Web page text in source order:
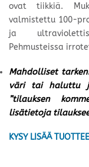
ovat tiikkiä.
valmistettu 100-
ja
Pehmusteissa
Mahdolliset
väri tai haluttu
”tilauksen
lisätietoja
KYSY LISÄÄ